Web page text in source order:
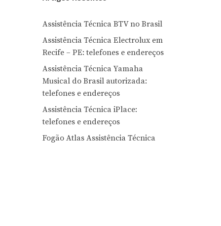
Assistência Técnica BTV no Brasil
Assistência Técnica Electrolux em
Recife – PE: telefones e endereços
Assistência Técnica Yamaha
Musical do Brasil autorizada:
telefones e endereços
Assistência Técnica iPlace:
telefones e endereços
Fogão Atlas Assistência Técnica